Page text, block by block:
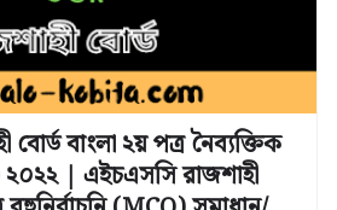
বাংলা ২য় পত্র নৈব্যক্তিক
২০২২ | এইচএসসি রাজশাহী